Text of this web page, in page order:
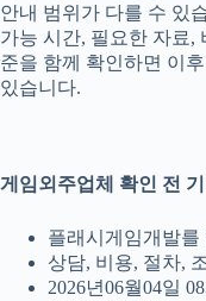
안내 범위가 다를 수 있
가능 시간, 필요한 자료,
준을 함께 확인하면 이
있습니다.
게임외주업체 확인 전
플래시게임개발를
상담, 비용, 절차,
2026년06월04일